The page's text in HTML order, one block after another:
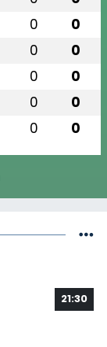
0 0
0 0
0 0
0 0
0 0
21:30